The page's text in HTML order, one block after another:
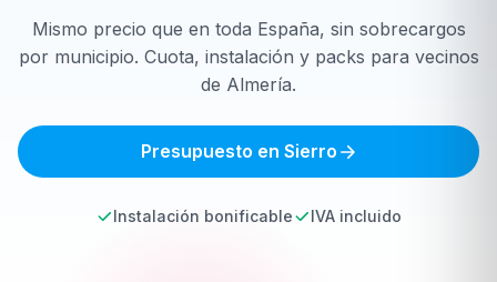
Mismo precio que en toda España, sin sobrecargos
por municipio. Cuota, instalación y packs para vecinos
de Almería.
Presupuesto en Sierro
Instalación bonificable IVA incluido